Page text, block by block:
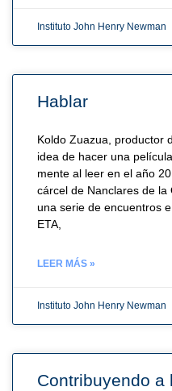
Instituto John Henry Newman
Hablar
Koldo Zuazua, productor
idea de hacer una
mente al leer en el año
cárcel de Nanclares de
una serie de encuentros
ETA,
LEER MÁS »
Instituto John Henry Newman
Contribuyendo a